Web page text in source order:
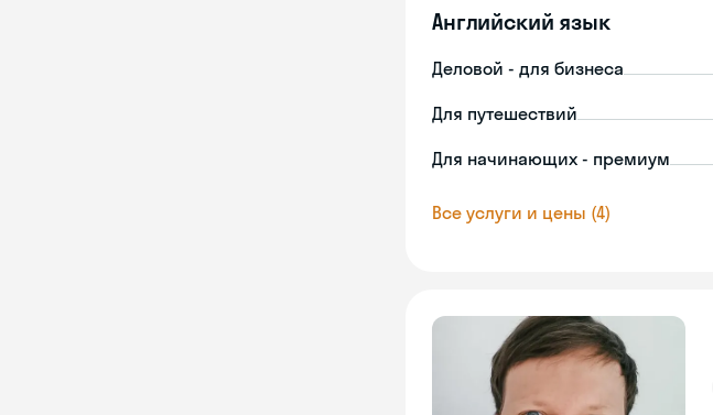
Английский язык
Деловой - для бизнеса
Для путешествий
Для начинающих - премиум
Все услуги и цены (4)